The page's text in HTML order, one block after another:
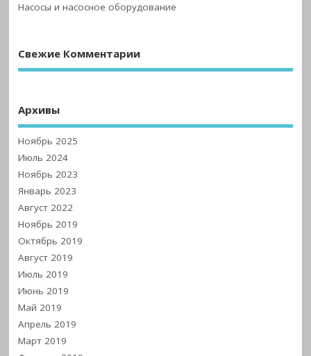
Насосы и насосное оборудование
Свежие Комментарии
Архивы
Ноябрь 2025
Июль 2024
Ноябрь 2023
Январь 2023
Август 2022
Ноябрь 2019
Октябрь 2019
Август 2019
Июль 2019
Июнь 2019
Май 2019
Апрель 2019
Март 2019